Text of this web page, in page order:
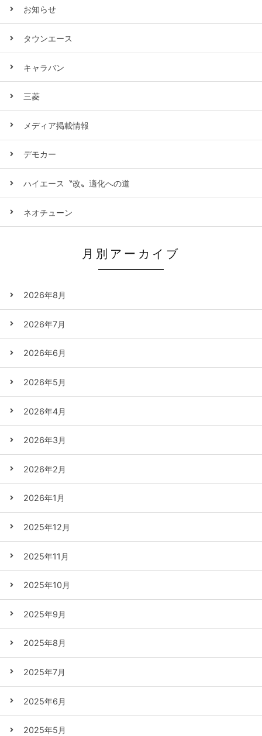
お知らせ
タウンエース
キャラバン
三菱
メディア掲載情報
デモカー
ハイエース〝改〟適化への道
ネオチューン
月別アーカイブ
2026年8月
2026年7月
2026年6月
2026年5月
2026年4月
2026年3月
2026年2月
2026年1月
2025年12月
2025年11月
2025年10月
2025年9月
2025年8月
2025年7月
2025年6月
2025年5月